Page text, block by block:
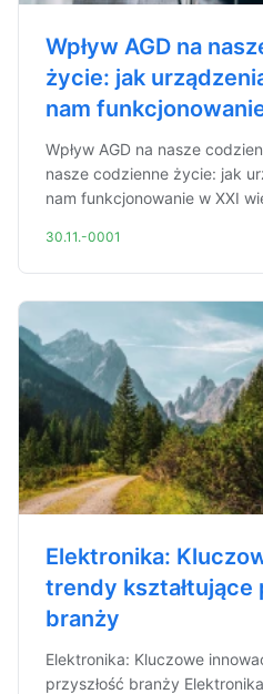
Wpływ AGD na
życie: jak
nam
Wpływ AGD na nasze
nasze codzienne życie: jak
nam funkcjonowanie w XXI
30.11.-0001
Elektronika:
trendy kształtujące
branży
Elektronika: Kluczowe
przyszłość branży